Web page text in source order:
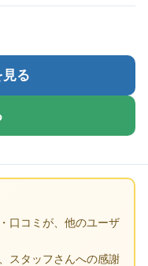
る
口コミが、他のユーザ
スタッフさんへの感謝